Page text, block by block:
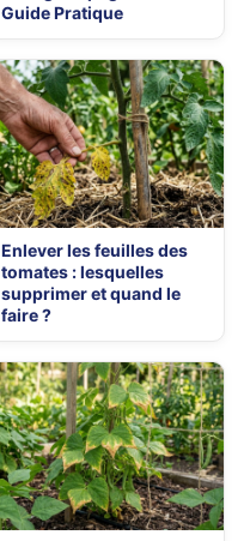
Guide Pratique
Enlever les feuilles des
tomates : lesquelles
supprimer et quand le
faire ?